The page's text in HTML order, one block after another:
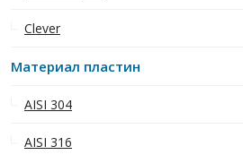
Clever
Материал пластин
AISI 304
AISI 316